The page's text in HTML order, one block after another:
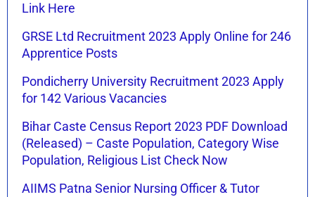
Link Here
GRSE Ltd Recruitment 2023 Apply Online for 246
Apprentice Posts
Pondicherry University Recruitment 2023 Apply
for 142 Various Vacancies
Bihar Caste Census Report 2023 PDF Download
(Released) – Caste Population, Category Wise
Population, Religious List Check Now
AIIMS Patna Senior Nursing Officer & Tutor